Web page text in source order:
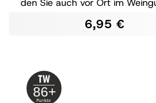
den Sie auch vor Ort im
6,95 €
86+